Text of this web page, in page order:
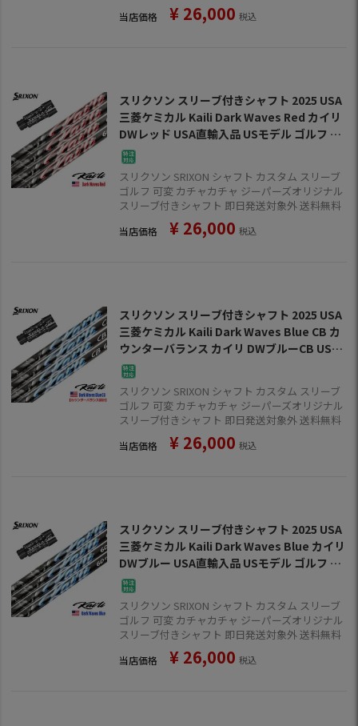
当店価格 ¥ 26,000 税込
スリクソン スリーブ付きシャフト 2025 USA
三菱ケミカル Kaili Dark Waves Red カイリ
DWレッド USA直輸入品 USモデル ゴルフ シ
ャフト (XXIO-eks-／ZX7,5／Z785／Z765／
Z565)
スリクソン SRIXON シャフト カスタム スリーブ
ゴルフ 可変 カチャカチャ ジーパーズオリジナル
スリーブ付きシャフト 即日発送対象外 送料無料
当店価格 ¥ 26,000 税込
スリクソン スリーブ付きシャフト 2025 USA
三菱ケミカル Kaili Dark Waves Blue CB カ
ウンターバランス カイリ DWブルーCB USA
直輸入品 USモデル ゴルフ シャフト (XXIO-e
ks-／ZX7,5／Z785／Z765／Z565)
スリクソン SRIXON シャフト カスタム スリーブ
ゴルフ 可変 カチャカチャ ジーパーズオリジナル
スリーブ付きシャフト 即日発送対象外 送料無料
当店価格 ¥ 26,000 税込
スリクソン スリーブ付きシャフト 2025 USA
三菱ケミカル Kaili Dark Waves Blue カイリ
DWブルー USA直輸入品 USモデル ゴルフ シ
ャフト (XXIO-eks-／ZX7,5／Z785／Z765／
Z565)
スリクソン SRIXON シャフト カスタム スリーブ
ゴルフ 可変 カチャカチャ ジーパーズオリジナル
スリーブ付きシャフト 即日発送対象外 送料無料
当店価格 ¥ 26,000 税込